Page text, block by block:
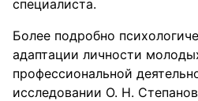
специалиста.
Более подробно
адаптации личности
профессиональной
исследовании О. Н.